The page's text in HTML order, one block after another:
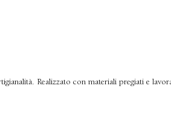
Realizzato con materiali pregiati e